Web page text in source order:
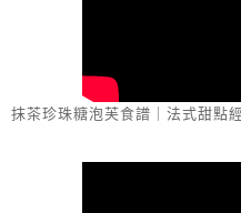
抹茶珍珠糖泡芙食譜｜法式甜點